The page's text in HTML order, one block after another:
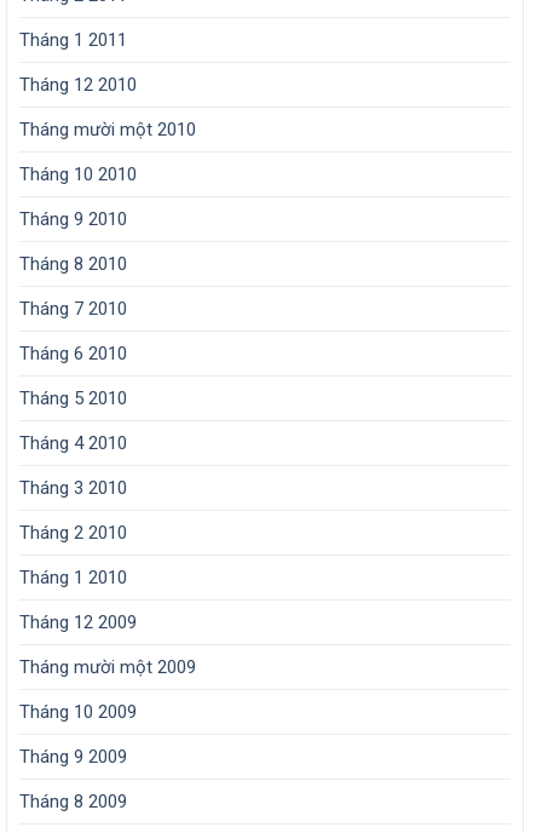
Tháng 1 2011
Tháng 12 2010
Tháng mười một 2010
Tháng 10 2010
Tháng 9 2010
Tháng 8 2010
Tháng 7 2010
Tháng 6 2010
Tháng 5 2010
Tháng 4 2010
Tháng 3 2010
Tháng 2 2010
Tháng 1 2010
Tháng 12 2009
Tháng mười một 2009
Tháng 10 2009
Tháng 9 2009
Tháng 8 2009